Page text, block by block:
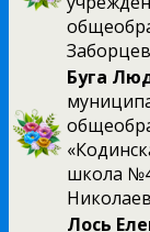
Буга
школа
Лось